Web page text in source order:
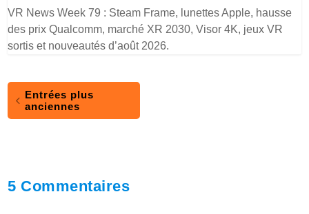
VR News Week 79 : Steam Frame, lunettes Apple, hausse
des prix Qualcomm, marché XR 2030, Visor 4K, jeux VR
sortis et nouveautés d’août 2026.
Entrées plus
anciennes
5 Commentaires